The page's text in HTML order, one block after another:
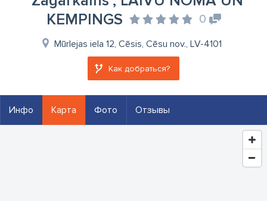
KEMPINGS
0
Mūrlejas iela 12, Cēsis, Cēsu nov., LV-4101
Как добраться?
Инфо Карта Фото Отзывы